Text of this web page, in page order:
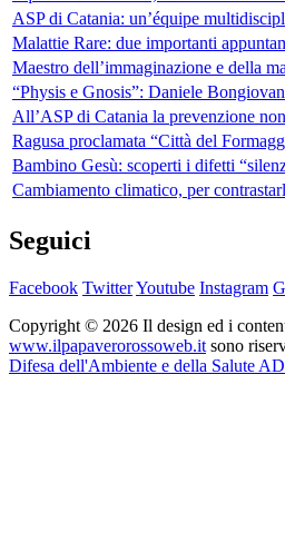
ASP di Catania: un’équipe
Malattie Rare: due importanti
Maestro dell’immaginazione e della
“Physis e Gnosis”: Daniele
All’ASP di Catania la prevenzione
Ragusa proclamata “Città del
Bambino Gesù: scoperti i difetti
Cambiamento climatico, per
Seguici
Facebook TwitterYoutube Instagram
Copyright © 2026 Il design ed i
www.ilpapaverorossoweb.it sono
Difesa dell'Ambiente e della Salute